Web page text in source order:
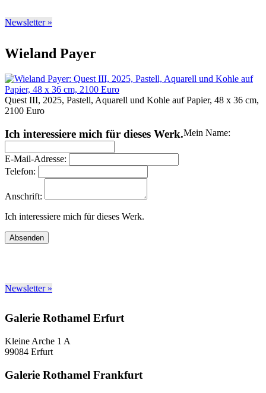
Newsletter »
Wieland Payer
Quest III, 2025, Pastell, Aquarell und Kohle auf Papier, 48 x 36 cm,
2100 Euro
Ich interessiere mich für dieses Werk.Mein Name:
E-Mail-Adresse:
Telefon:
Anschrift:
Ich interessiere mich für dieses Werk.
Absenden
Newsletter »
Galerie Rothamel Erfurt
Kleine Arche 1 A
99084 Erfurt
Galerie Rothamel Frankfurt